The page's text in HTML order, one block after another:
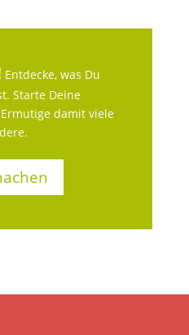
Entdecke, was Du
Starte Deine
damit viele